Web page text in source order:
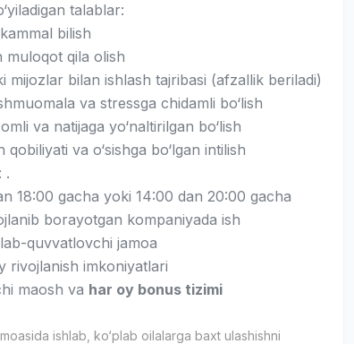
talablar:
bilish
muloqot qila olish
mijozlar bilan ishlash tajribasi (afzallik beriladi)
va stressga chidamli bo‘lish
va natijaga yo‘naltirilgan bo‘lish
qobiliyati va o‘sishga bo‘lgan intilish
.
18:00 gacha yoki 14:00 dan 20:00 gacha
borayotgan kompaniyada ish
quvvatlovchi jamoa
rivojlanish imkoniyatlari
maosh va har oy bonus tizimi
ishlab, ko‘plab oilalarga baxt ulashishni